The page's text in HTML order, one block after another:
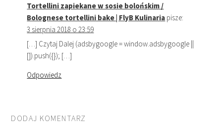
Tortellini zapiekane w sosie bolońskim /
Bolognese tortellini bake | FlyB Kulinaria pisze:
3 sierpnia 2018 o 23:59
[…] Czytaj Dalej (adsbygoogle = window.adsbygoogle ||
[]).push({}); […]
Odpowiedz
DODAJ KOMENTARZ